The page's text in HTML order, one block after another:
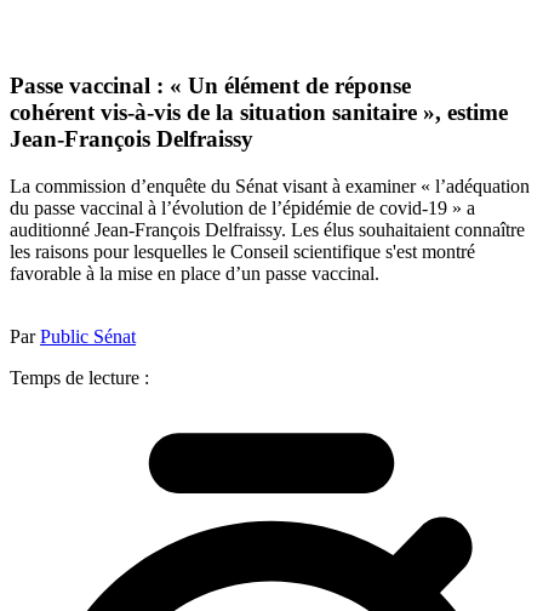
Passe vaccinal : « Un élément de réponse
cohérent vis-à-vis de la situation sanitaire », estime
Jean-François Delfraissy
La commission d’enquête du Sénat visant à examiner « l’adéquation
du passe vaccinal à l’évolution de l’épidémie de covid-19 » a
auditionné Jean-François Delfraissy. Les élus souhaitaient connaître
les raisons pour lesquelles le Conseil scientifique s'est montré
favorable à la mise en place d’un passe vaccinal.
ParPublic Sénat
Temps de lecture :